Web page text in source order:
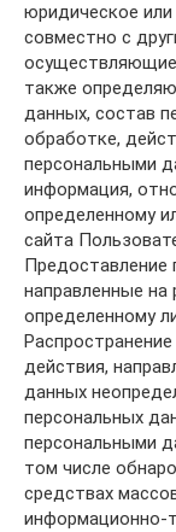
юридическое
совместно с
осуществляющие
также
данных, состав
обработке,
персональными
информация,
определенному
сайта
Предоставление
направленные
определенному
действия,
данных
персональных
персональными
том числе
средствах
информационно-